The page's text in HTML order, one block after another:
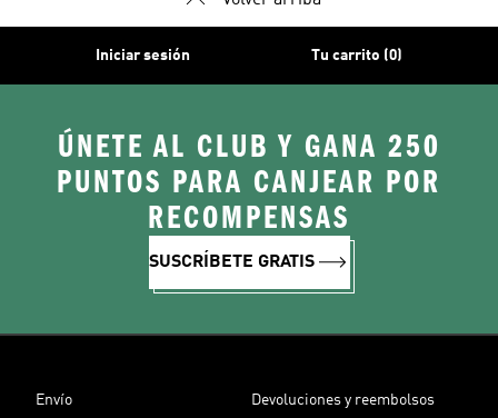
Iniciar sesión Tu carrito (0)
ÚNETE AL CLUB Y GANA 250
PUNTOS PARA CANJEAR POR
RECOMPENSAS
SUSCRÍBETE GRATIS
Envío Devoluciones y reembolsos